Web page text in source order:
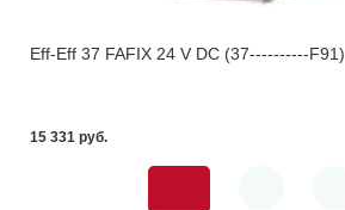
Eff-Eff 37 FAFIX 24 V DC (37----------F91)
15 331 pуб.